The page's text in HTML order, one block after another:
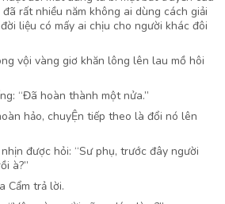
rất nhiều năm không ai dùng cách giải
liệu có mấy ai chịu cho người khác đôi
vội vàng giơ khăn lông lên lau mồ hôi
“Đã hoàn thành một nửa.”
hảo, chuyỆn tiếp theo là đổi nó lên
được hỏi: “Sư phụ, trước đây người
à?”
Cẩm trả lời.